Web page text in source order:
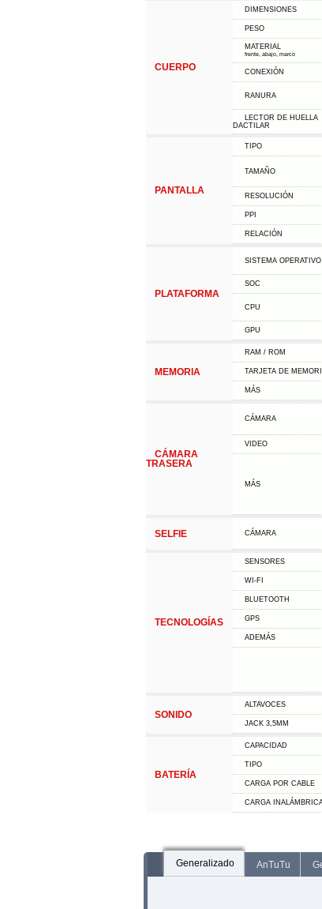
CUERPO
DIMENSIONES
PESO
MATERIAL
frente, abajo, marco
CONEXIÓN
RANURA
LECTOR DE HUELLA
DACTILAR
PANTALLA
TIPO
TAMAÑO
RESOLUCIÓN
PPI
RELACIÓN
PLATAFORMA
SISTEMA OPERATIVO
SOC
CPU
GPU
MEMORIA
RAM / ROM
TARJETA DE
MÁS
CÁMARA
TRASERA
CÁMARA
VIDEO
MÁS
SELFIE CÁMARA
TECNOLOGÍAS
SENSORES
WI-FI
BLUETOOTH
GPS
ADEMÁS
SONIDO
ALTAVOCES
JACK 3,5MM
BATERÍA
CAPACIDAD
TIPO
CARGA POR CABLE
CARGA
Generalizado AnTuTu